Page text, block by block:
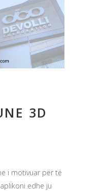
3D
i motivuar për të
edhe ju